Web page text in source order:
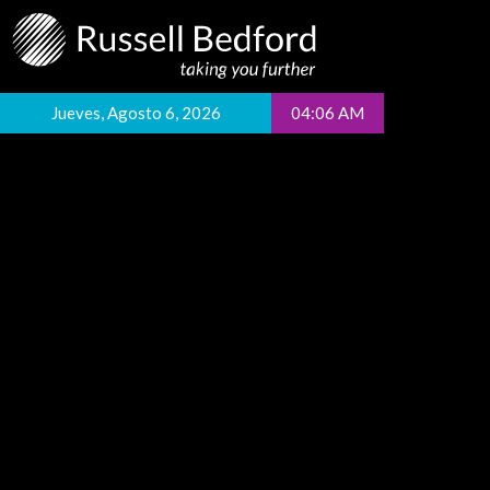
Jueves, Agosto 6, 2026 04:06 AM